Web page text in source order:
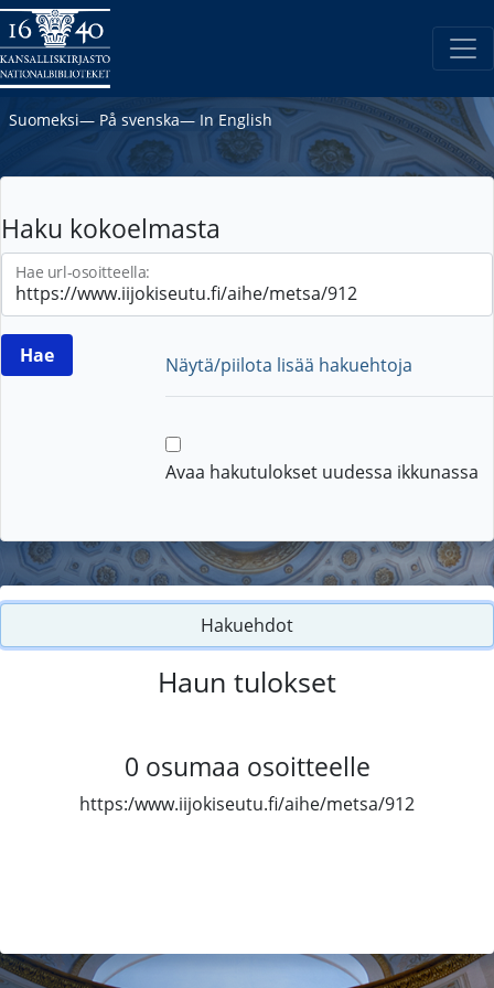
Suomeksi― På svenska― In English
Haku kokoelmasta
Hae url-osoitteella:
Näytä/piilota lisää hakuehtoja
Avaa hakutulokset uudessa ikkunassa
Hakuehdot
Haun tulokset
0 osumaa osoitteelle
https:/www.iijokiseutu.fi/aihe/metsa/912